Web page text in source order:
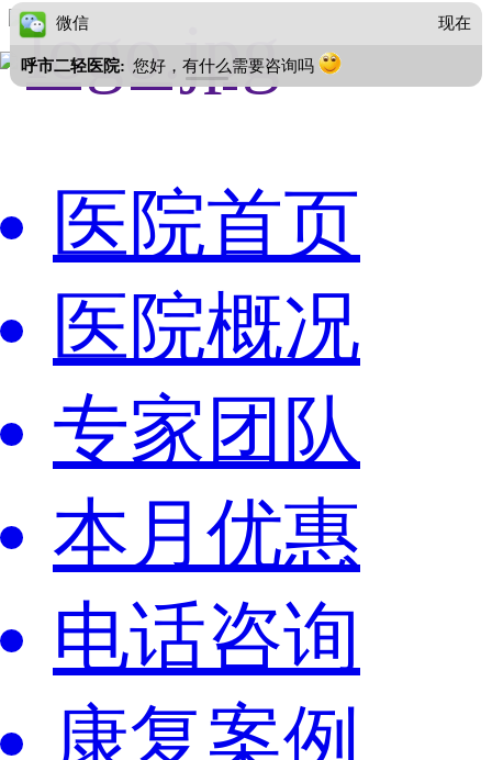
医院首页
医院概况
专家团队
本月优惠
电话咨询
康复案例
微信 现在
呼市二轻医院: 您好，有什么需要咨询吗